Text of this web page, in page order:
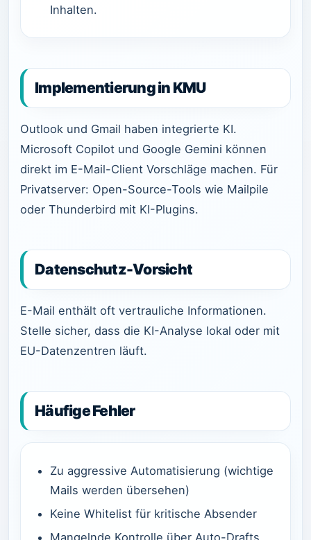
Inhalten.
Implementierung in KMU
Outlook und Gmail haben integrierte KI.
Microsoft Copilot und Google Gemini können
direkt im E-Mail-Client Vorschläge machen. Für
Privatserver: Open-Source-Tools wie Mailpile
oder Thunderbird mit KI-Plugins.
Datenschutz-Vorsicht
E-Mail enthält oft vertrauliche Informationen.
Stelle sicher, dass die KI-Analyse lokal oder mit
EU-Datenzentren läuft.
Häufige Fehler
Zu aggressive Automatisierung (wichtige
Mails werden übersehen)
Keine Whitelist für kritische Absender
Mangelnde Kontrolle über Auto-Drafts